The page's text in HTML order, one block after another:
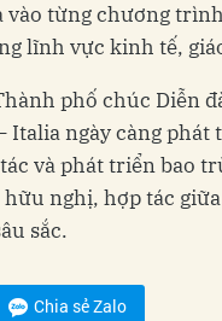
vào từng chương
lĩnh vực kinh tế,
phố chúc Diễn
Italia ngày càng
và phát triển bao
nghị, hợp tác
sắc.
Chia sẻ Zalo